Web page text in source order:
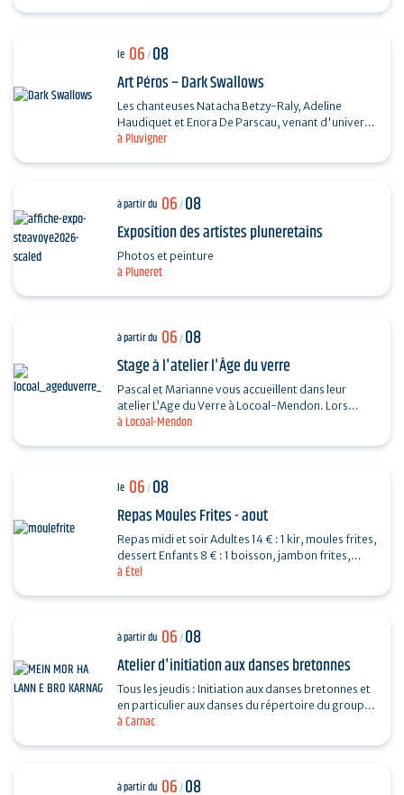
à Pluvigner
le 06/08
Art Péros – Dark Swallows
Les chanteuses Natacha Betzy-Raly, Adeline
Haudiquet et Enora De Parscau, venant d'univers
musicaux très différents, composent ensemble un
à Pluneret
à partir du 06/08
Exposition des artistes pluneretains
Photos et peinture
à Locoal-Mendon
à partir du 06/08
Stage à l'atelier l'Âge du verre
Pascal et Marianne vous accueillent dans leur
atelier L’Age du Verre à Locoal-Mendon. Lors
d’une séance de 3 heures, vous fabriquerez des
à Étel
le 06/08
Repas Moules Frites - aout
Repas midi et soir Adultes 14 € : 1 kir, moules frites,
dessert Enfants 8 € : 1 boisson, jambon frites,
dessert Repas organisé par l'APED pour la…
à Carnac
à partir du 06/08
Atelier d'initiation aux danses bretonnes
Tous les jeudis : Initiation aux danses bretonnes et
en particulier aux danses du répertoire du groupe
programmé le soir même au fest-noz organisé…
à partir du 06/08